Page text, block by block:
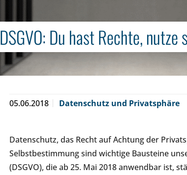
DSGVO: Du hast Rechte, nutze
05.06.2018 Datenschutz und Privatsphäre
Datenschutz, das Recht auf Achtung der
Selbstbestimmung sind wichtige Bausteine
(DSGVO), die ab 25. Mai 2018 anwendbar ist,